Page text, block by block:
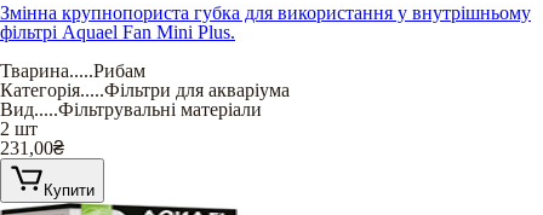
Змінна крупнопориста губка для використання у внутрішньому
фільтрі Aquael Fan Mini Plus.
Тварина.....Рибам
Категорія.....Фільтри для акваріума
Вид.....Фільтрувальні матеріали
2 шт
231,00₴
Купити